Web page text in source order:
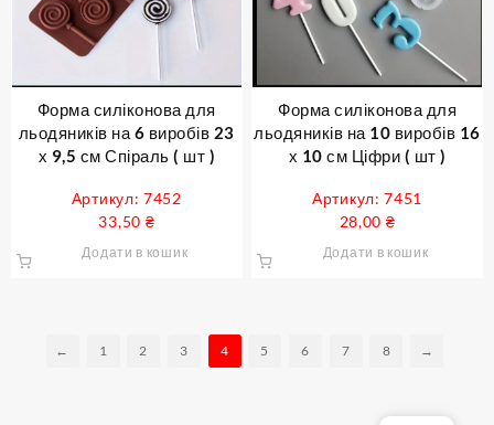
Форма силіконова для
льодяників на 6 виробів 23
х 9,5 см Спіраль ( шт )
Артикул: 7452
33,50 ₴
Додати в кошик
Форма силіконова для
льодяників на 10 виробів 16
х 10 см Ціфри ( шт )
Артикул: 7451
28,00 ₴
Додати в кошик
← 1 2 3 4 5 6 7 8 →